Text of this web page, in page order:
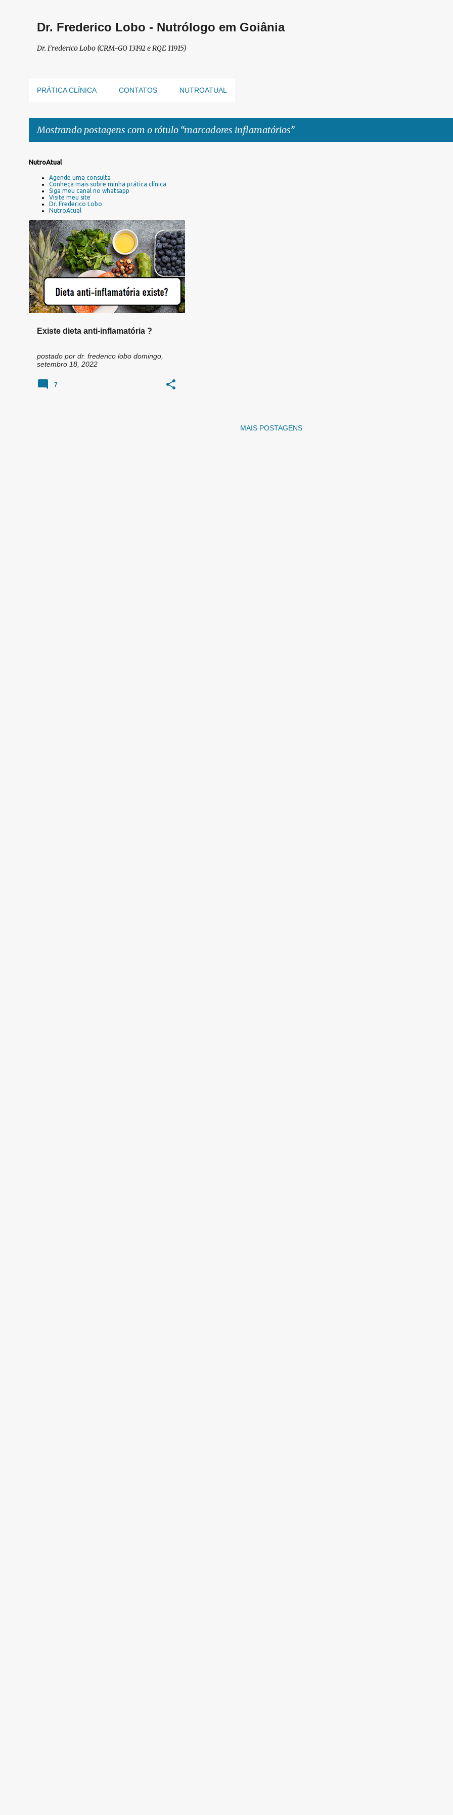
Dr. Frederico Lobo - Nutrólogo em Goiânia
Dr. Frederico Lobo (CRM-GO 13192 e RQE 11915)
PRÁTICA CLÍNICA CONTATOS NUTROATUAL
Mostrando postagens com o rótulo marcadores inflamatórios
P
e
n
s
NutroAtual
Agende uma consulta
Conheça mais sobre minha prática clínica
Siga meu canal no whatsapp
Visite meu site
Dr. Frederico Lobo
NutroAtual
Existe dieta anti-inflamatória ?
postado por dr. frederico lobo domingo,
setembro 18, 2022
COMPOSTOS BIOATIVOS +3
7
MAIS POSTAGENS